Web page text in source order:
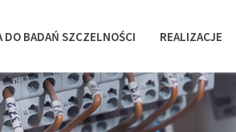
DO BADAŃ SZCZELNOŚCI REALIZACJE